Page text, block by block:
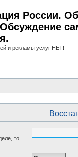
России.
и рекламы услуг НЕТ!
то